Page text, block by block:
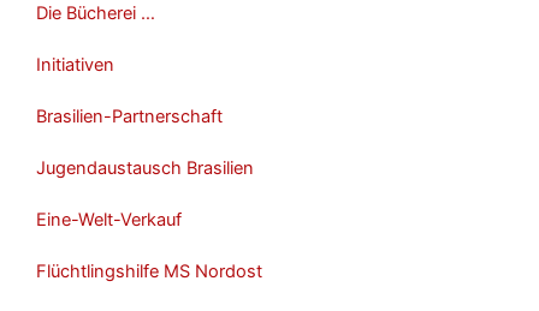
Die Bücherei …
Initiativen
Brasilien-Partnerschaft
Jugendaustausch Brasilien
Eine-Welt-Verkauf
Flüchtlingshilfe MS Nordost